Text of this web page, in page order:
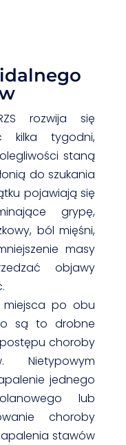
rozwija się
kilka tygodni,
staną
do szukania
pojawiają się
grypę,
ból mięśni,
masy
objawy
po obu
są to drobne
choroby
Nietypowym
jednego
lub
choroby
stawów